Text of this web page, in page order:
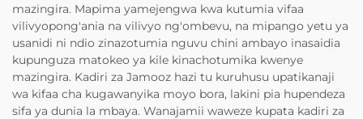
mazingira. Mapima yamejengwa kwa kutumia vifaa
vilivyopong'ania na vilivyo ng'ombevu, na mipango yetu ya
usanidi ni ndio zinazotumia nguvu chini ambayo inasaidia
kupunguza matokeo ya kile kinachotumika kwenye
mazingira. Kadiri za Jamooz hazi tu kuruhusu upatikanaji
wa kifaa cha kugawanyika moyo bora, lakini pia hupendeza
sifa ya dunia la mbaya. Wanajamii waweze kupata kadiri za